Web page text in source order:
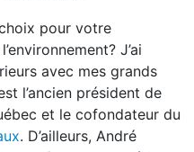
pour votre
J’ai
avec mes grands
l’ancien président de
et le cofondateur du
. D’ailleurs, André